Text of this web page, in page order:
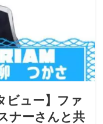
ビュー】ファ
ナーさんと共